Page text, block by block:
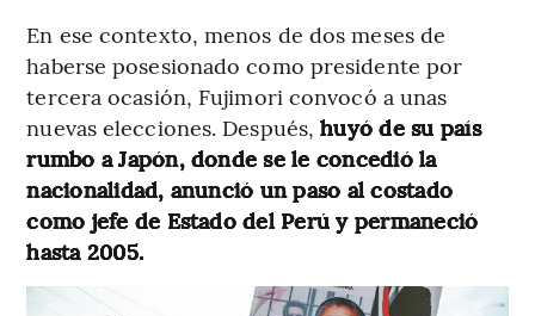
En ese contexto, menos de dos meses de
haberse posesionado como presidente por
tercera ocasión, Fujimori convocó a unas
nuevas elecciones. Después,huyó de su país
rumbo a Japón, donde se le concedió la
nacionalidad, anunció un paso al costado
como jefe de Estado del Perú y permaneció
hasta 2005.